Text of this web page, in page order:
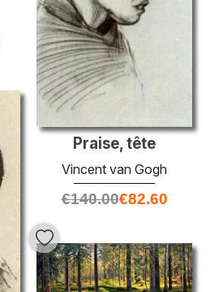
Praise, tête
Vincent van Gogh
€140.00€82.60